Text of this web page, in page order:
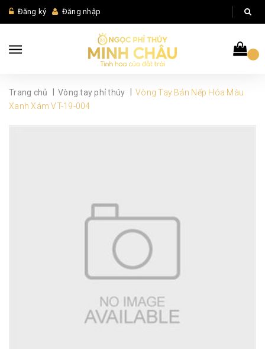
Đăng ký Đăng nhập
Trang chủ Vòng tay phỉ thúy
Vòng Tay Bản Nếp Hóa Màu
Xanh Xám VT-19-004